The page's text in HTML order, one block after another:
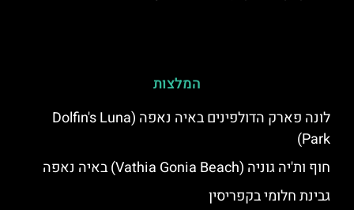
המלצות
לונה פארק הדולפינים באיה נאפה (Dolfin's Luna
Park)
חוף ות'יה גוניה (Vathia Gonia Beach) באיה נאפה
גבינת חלומי בקפריסין